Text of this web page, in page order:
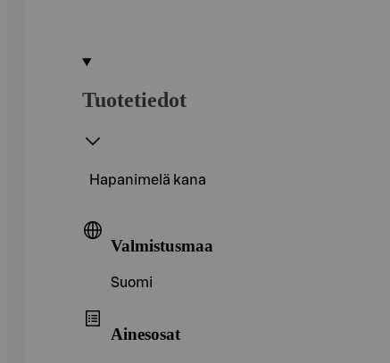
Tuotetiedot
Hapanimelä kana
Valmistusmaa
Suomi
Ainesosat